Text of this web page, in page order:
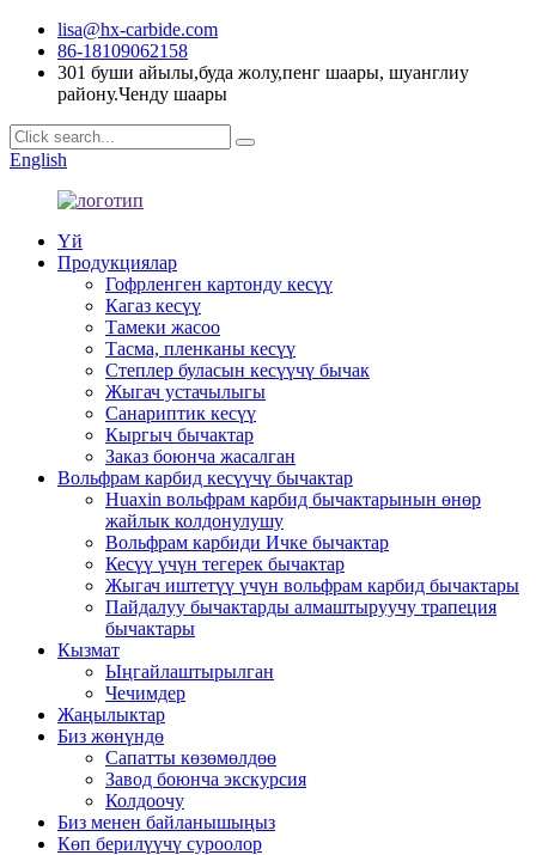
lisa@hx-carbide.com
86-18109062158
301 буши айылы,буда жолу,пенг шаары, шуанглиу
району.Ченду шаары
English
Үй
Продукциялар
Гофрленген картонду кесүү
Кагаз кесүү
Тамеки жасоо
Тасма, пленканы кесүү
Степлер буласын кесүүчү бычак
Жыгач устачылыгы
Санариптик кесүү
Кыргыч бычактар
Заказ боюнча жасалган
Вольфрам карбид кесүүчү бычактар
Huaxin вольфрам карбид бычактарынын өнөр
жайлык колдонулушу
Вольфрам карбиди Ичке бычактар
Кесүү үчүн тегерек бычактар
Жыгач иштетүү үчүн вольфрам карбид бычактары
Пайдалуу бычактарды алмаштыруучу трапеция
бычактары
Кызмат
Ыңгайлаштырылган
Чечимдер
Жаңылыктар
Биз жөнүндө
Сапатты көзөмөлдөө
Завод боюнча экскурсия
Колдоочу
Биз менен байланышыңыз
Көп берилүүчү суроолор